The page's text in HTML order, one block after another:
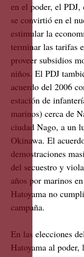
en el poder, el
se convirtió en el
estimular la
terminar las tarifas
proveer subsidios
niños. El PDJ
acuerdo del 2006
estación de
marinos) cerca de
ciudad Nago, a un
Okinawa. El
demostraciones
del secuestro y
años por marinos
Hatoyama no
campaña.
En las elecciones
Hatoyama al poder,